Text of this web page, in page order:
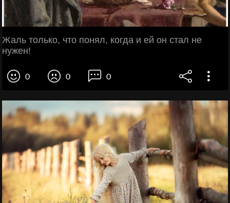
Жаль только, что понял, когда и ей он стал не
нужен!
0 0 0